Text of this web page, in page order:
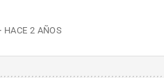
HACE 2 AÑOS